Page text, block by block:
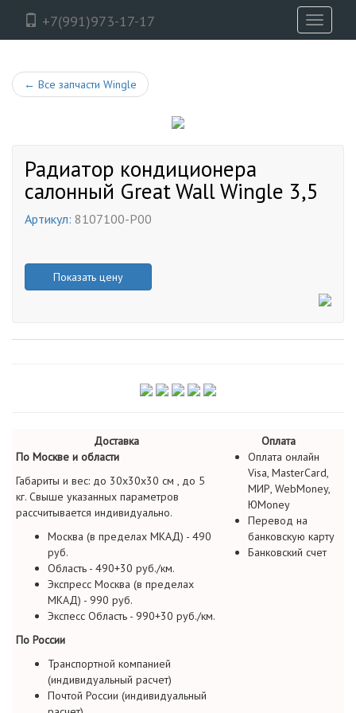
+7(991)973-17-17
Toggle
← Все запчасти Wingle
Радиатор кондиционера
салонный Great Wall Wingle 3,5
Артикул: 8107100-P00
Показать цену
Доставка
Оплата
По Москве и области
Габариты и вес: до 30х30х30 см , до 5
кг. Свыше указанных параметров
рассчитывается индивидуально.
Москва (в пределах МКАД) - 490
руб.
Область - 490+30 руб./км.
Экспресс Москва (в пределах
МКАД) - 990 руб.
Экспесс Область - 990+30 руб./км.
По России
Транспортной компанией
(индивидуальный расчет)
Почтой России (индивидуальный
Оплата онлайн
Visa, MasterCard,
МИР, WebMoney,
ЮMoney
Перевод на
банковскую карту
Банковский счет